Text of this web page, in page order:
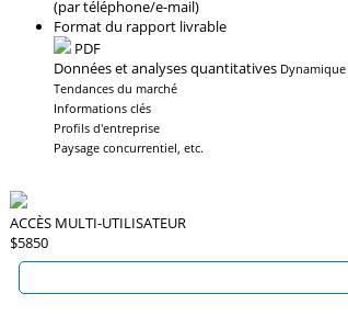
(par téléphone/e-mail)
Format du rapport livrable
PDF
Données et analyses quantitatives
Tendances du marché
Informations clés
Profils d'entreprise
Paysage concurrentiel, etc.
ACCÈS MULTI-UTILISATEUR
$5850